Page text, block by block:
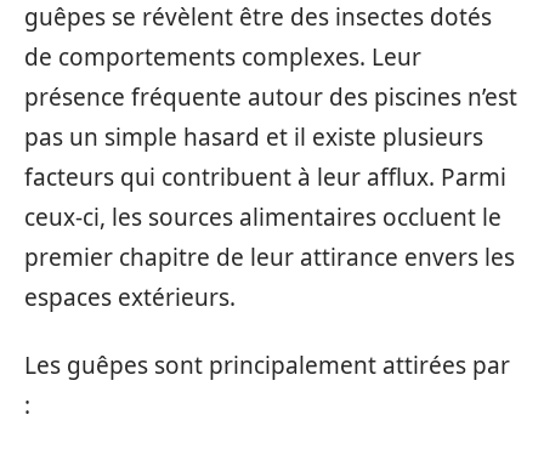
guêpes se révèlent être des insectes dotés
de comportements complexes. Leur
présence fréquente autour des piscines n’est
pas un simple hasard et il existe plusieurs
facteurs qui contribuent à leur afflux. Parmi
ceux-ci, les sources alimentaires occluent le
premier chapitre de leur attirance envers les
espaces extérieurs.
Les guêpes sont principalement attirées par
: